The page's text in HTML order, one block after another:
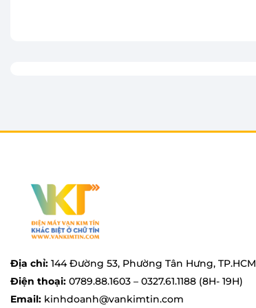
Địa chỉ: 144 Đường 53, Phường Tân Hưng, TP.HCM
Điện thoại: 0789.88.1603 – 0327.61.1188 (8H- 19H)
Email: kinhdoanh@vankimtin.com